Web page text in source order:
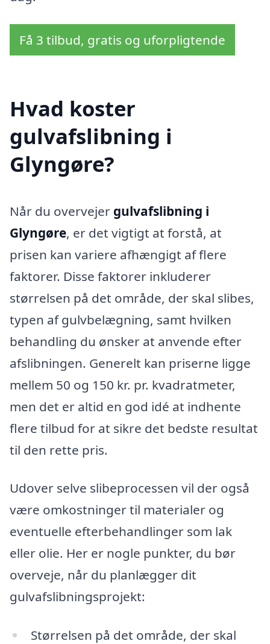
Få 3 tilbud, gratis og uforpligtende
Hvad koster
gulvafslibning i
Glyngøre?
Når du overvejer gulvafslibning i
Glyngøre, er det vigtigt at forstå, at
prisen kan variere afhængigt af flere
faktorer. Disse faktorer inkluderer
størrelsen på det område, der skal slibes,
typen af gulvbelægning, samt hvilken
behandling du ønsker at anvende efter
afslibningen. Generelt kan priserne ligge
mellem 50 og 150 kr. pr. kvadratmeter,
men det er altid en god idé at indhente
flere tilbud for at sikre det bedste resultat
til den rette pris.
Udover selve slibeprocessen vil der også
være omkostninger til materialer og
eventuelle efterbehandlinger som lak
eller olie. Her er nogle punkter, du bør
overveje, når du planlægger dit
gulvafslibningsprojekt:
Størrelsen på det område, der skal